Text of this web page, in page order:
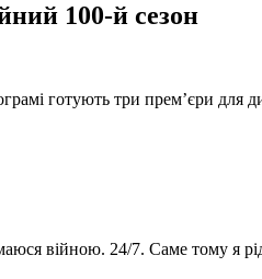
100-й сезон
готують три прем’єри для
війною. 24/7. Саме тому я